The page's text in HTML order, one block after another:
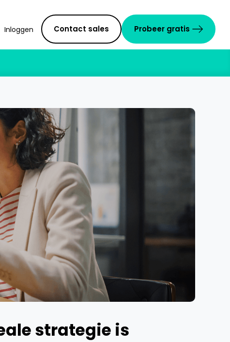
Inloggen Contact sales Probeer gratis
strategie is